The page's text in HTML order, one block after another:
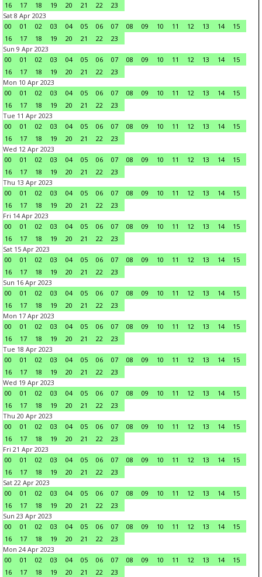
16
17 18 19 20 21 22
23
Sat 8 Apr 2023
00
01 02 03 04 05 06 07 08 09 10 11 12 13 14
15
16
17 18 19 20 21 22
23
Sun 9 Apr 2023
00
01 02 03 04 05 06 07 08 09 10 11 12 13 14
15
16
17 18 19 20 21 22
23
Mon 10 Apr 2023
00
01 02 03 04 05 06 07 08 09 10 11 12 13 14
15
16
17 18 19 20 21 22
23
Tue 11 Apr 2023
00
01 02 03 04 05 06 07 08 09 10 11 12 13 14
15
16
17 18 19 20 21 22
23
Wed 12 Apr 2023
00
01 02 03 04 05 06 07 08 09 10 11 12 13 14
15
16
17 18 19 20 21 22
23
Thu 13 Apr 2023
00
01 02 03 04 05 06 07 08 09 10 11 12 13 14
15
16
17 18 19 20 21 22
23
Fri 14 Apr 2023
00
01 02 03 04 05 06 07 08 09 10 11 12 13 14
15
16
17 18 19 20 21 22
23
Sat 15 Apr 2023
00
01 02 03 04 05 06 07 08 09 10 11 12 13 14
15
16
17 18 19 20 21 22
23
Sun 16 Apr 2023
00
01 02 03 04 05 06 07 08 09 10 11 12 13 14
15
16
17 18 19 20 21 22
23
Mon 17 Apr 2023
00
01 02 03 04 05 06 07 08 09 10 11 12 13 14
15
16
17 18 19 20 21 22
23
Tue 18 Apr 2023
00
01 02 03 04 05 06 07 08 09 10 11 12 13 14
15
16
17 18 19 20 21 22
23
Wed 19 Apr 2023
00
01 02 03 04 05 06 07 08 09 10 11 12 13 14
15
16
17 18 19 20 21 22
23
Thu 20 Apr 2023
00
01 02 03 04 05 06 07 08 09 10 11 12 13 14
15
16
17 18 19 20 21 22
23
Fri 21 Apr 2023
00
01 02 03 04 05 06 07 08 09 10 11 12 13 14
15
16
17 18 19 20 21 22
23
Sat 22 Apr 2023
00
01 02 03 04 05 06 07 08 09 10 11 12 13 14
15
16
17 18 19 20 21 22
23
Sun 23 Apr 2023
00
01 02 03 04 05 06 07 08 09 10 11 12 13 14
15
16
17 18 19 20 21 22
23
Mon 24 Apr 2023
00
01 02 03 04 05 06 07 08 09 10 11 12 13 14
15
16
17 18 19 20 21 22
23